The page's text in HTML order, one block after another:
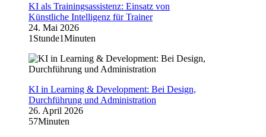
KI als Trainingsassistenz: Einsatz von
Künstliche Intelligenz für Trainer
24. Mai 2026
1Stunde1Minuten
KI in Learning & Development: Bei Design,
Durchführung und Administration
26. April 2026
57Minuten